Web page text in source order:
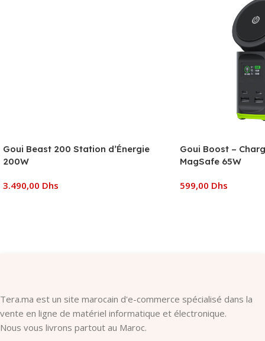
Goui Beast 200 Station d’Énergie
200W
3.490,00 Dhs
Goui Boost –
MagSafe 65W
599,00 Dhs
Tera.ma est un site marocain d'e-commerce spécialisé dans la
vente en ligne de matériel informatique et électronique.
Nous vous livrons partout au Maroc.